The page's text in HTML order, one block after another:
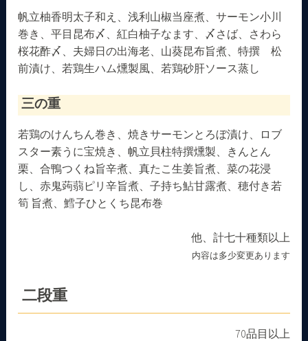
帆立柚香明太子和え、浅利山椒当座煮、サーモン小川
巻き、平目昆布〆、紅白柚子なます、〆さば、さわら
桜花酢〆、夫婦日の出海老、山葵昆布旨煮、特撰 松
前漬け、若鶏生ハム燻製風、若鶏砂肝ソース蒸し
三の重
若鶏のけんちん巻き、焼きサーモンとろぼ漬け、ロブ
スター素うに宝焼き、帆立貝柱特撰燻製、きんとん
栗、合鴨つくね旨辛煮、真たこ生姜旨煮、菜の花浸
し、赤鬼蒟蒻ピリ辛旨煮、子持ち鮎甘露煮、穂付き若
筍 旨煮、鱈子ひとくち昆布巻
他、計七十種類以上
内容は多少変更あります
二段重
70品目以上